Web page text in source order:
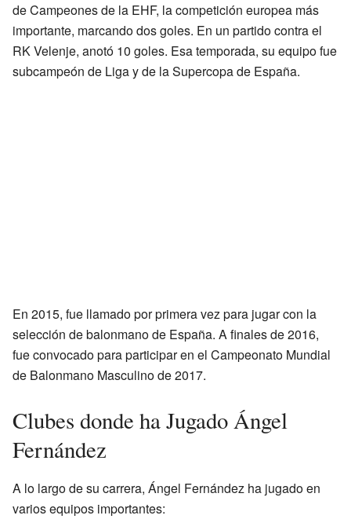
de Campeones de la EHF, la competición europea más
importante, marcando dos goles. En un partido contra el
RK Velenje, anotó 10 goles. Esa temporada, su equipo fue
subcampeón de Liga y de la Supercopa de España.
En 2015, fue llamado por primera vez para jugar con la
selección de balonmano de España. A finales de 2016,
fue convocado para participar en el Campeonato Mundial
de Balonmano Masculino de 2017.
Clubes donde ha Jugado Ángel
Fernández
A lo largo de su carrera, Ángel Fernández ha jugado en
varios equipos importantes: